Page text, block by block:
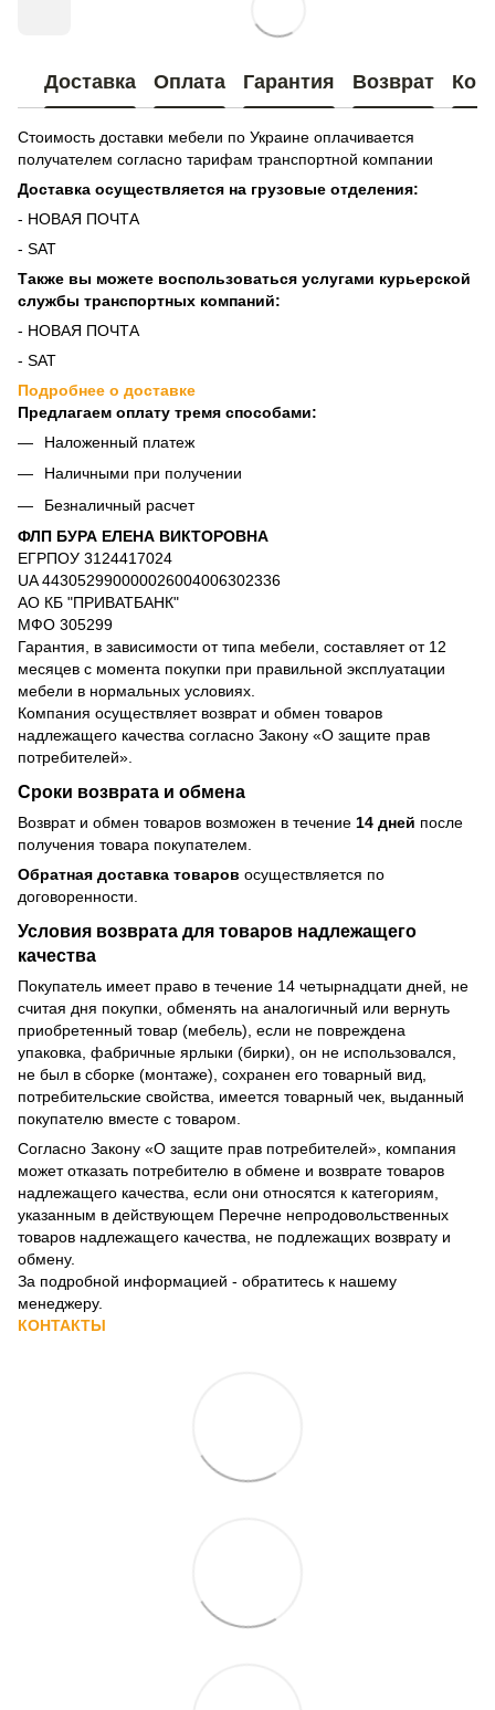
Доставка Оплата Гарантия Возврат
Стоимость доставки мебели по Украине оплачивается
получателем согласно тарифам транспортной компании
Доставка осуществляется на грузовые отделения:
- НОВАЯ ПОЧТА
- SAT
Также вы можете воспользоваться услугами курьерской
службы транспортных компаний:
- НОВАЯ ПОЧТА
- SAT
Подробнее о доставке
Предлагаем оплату тремя способами:
Наложенный платеж
Наличными при получении
Безналичный расчет
ФЛП БУРА ЕЛЕНА ВИКТОРОВНА
ЕГРПОУ 3124417024
UA 443052990000026004006302336
АО КБ "ПРИВАТБАНК"
МФО 305299
Гарантия, в зависимости от типа мебели, составляет от 12
месяцев с момента покупки при правильной эксплуатации
мебели в нормальных условиях.
Компания осуществляет возврат и обмен товаров
надлежащего качества согласно Закону «О защите прав
потребителей»
Сроки возврата и обмена
Возврат и обмен товаров возможен в течение 14 дней после
получения товара покупателем.
Обратная доставка товаров осуществляется по
договоренности.
Условия возврата для товаров надлежащего
качества
Покупатель имеет право в течение 14 четырнадцати дней, не
считая дня покупки, обменять на аналогичный или вернуть
приобретенный товар (мебель), если не повреждена
упаковка, фабричные ярлыки (бирки), он не использовался,
не был в сборке (монтаже), сохранен его товарный вид,
потребительские свойства, имеется товарный чек, выданный
покупателю вместе с товаром.
Согласно Закону «О защите прав потребителей» , компания
может отказать потребителю в обмене и возврате товаров
надлежащего качества, если они относятся к категориям,
указанным в действующем Перечне непродовольственных
товаров надлежащего качества, не подлежащих возврату и
обмену.
За подробной информацией - обратитесь к нашему
менеджеру.
КОНТАКТЫ